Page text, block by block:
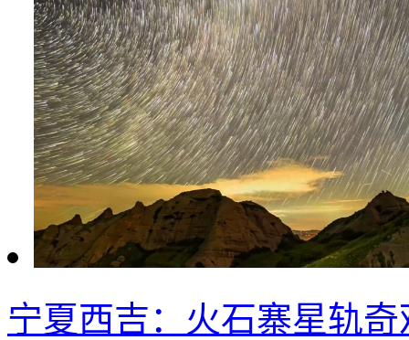
宁夏西吉：火石寨星轨